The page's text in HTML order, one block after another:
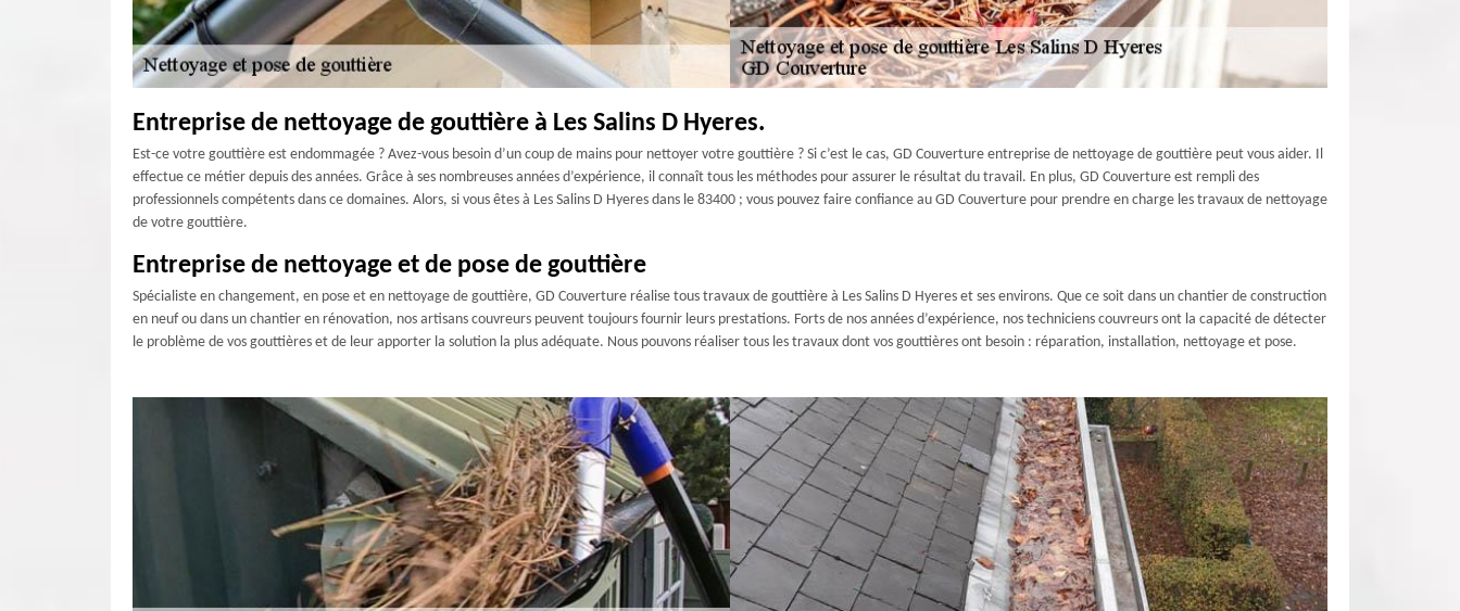
Entreprise de nettoyage de gouttière à Les Salins D Hyeres.
Est-ce votre gouttière est endommagée ? Avez-vous besoin d’un coup de mains pour nettoyer votre gouttière ? Si c’est le cas, GD Couverture entreprise de nettoyage de gouttière peut vous aider. Il
effectue ce métier depuis des années. Grâce à ses nombreuses années d’expérience, il connaît tous les méthodes pour assurer le résultat du travail. En plus, GD Couverture est rempli des
professionnels compétents dans ce domaines. Alors, si vous êtes à Les Salins D Hyeres dans le 83400 ; vous pouvez faire confiance au GD Couverture pour prendre en charge les travaux de nettoyage
de votre gouttière.
Entreprise de nettoyage et de pose de gouttière
Spécialiste en changement, en pose et en nettoyage de gouttière, GD Couverture réalise tous travaux de gouttière à Les Salins D Hyeres et ses environs. Que ce soit dans un chantier de construction
en neuf ou dans un chantier en rénovation, nos artisans couvreurs peuvent toujours fournir leurs prestations. Forts de nos années d’expérience, nos techniciens couvreurs ont la capacité de détecter
le problème de vos gouttières et de leur apporter la solution la plus adéquate. Nous pouvons réaliser tous les travaux dont vos gouttières ont besoin : réparation, installation, nettoyage et pose.